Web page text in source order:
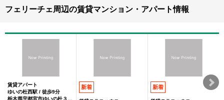
フェリーチェ周辺の賃貸マンション・アパート情報
賃貸アパート
ゆいの杜西駅 / 徒歩9分
新着 新着